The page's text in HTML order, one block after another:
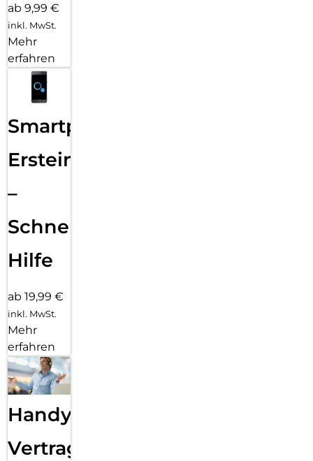
ab 9,99 €
inkl. MwSt.
Mehr
erfahren
Smartphone
Ersteinrichtung
–
Schnelle
Hilfe
ab 19,99 €
inkl. MwSt.
Mehr
erfahren
Handy
Vertragsabwicklung